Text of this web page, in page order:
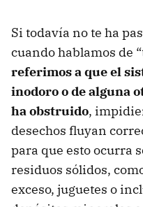
Si todavía no te ha
cuando hablamos de
referimos a que el
inodoro o de alguna
ha obstruido,
desechos fluyan
para que esto ocurra
residuos sólidos,
exceso, juguetes o